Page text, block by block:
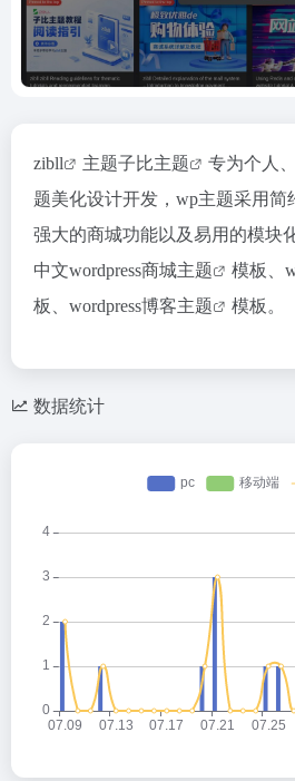
zibll 主题子比主题 专为个人
题美化设计开发，wp主题采用简
强大的商城功能以及易用的模块
中文wordpress商城主题
模板、
板、 wordpress博客主题 模板。
数据统计